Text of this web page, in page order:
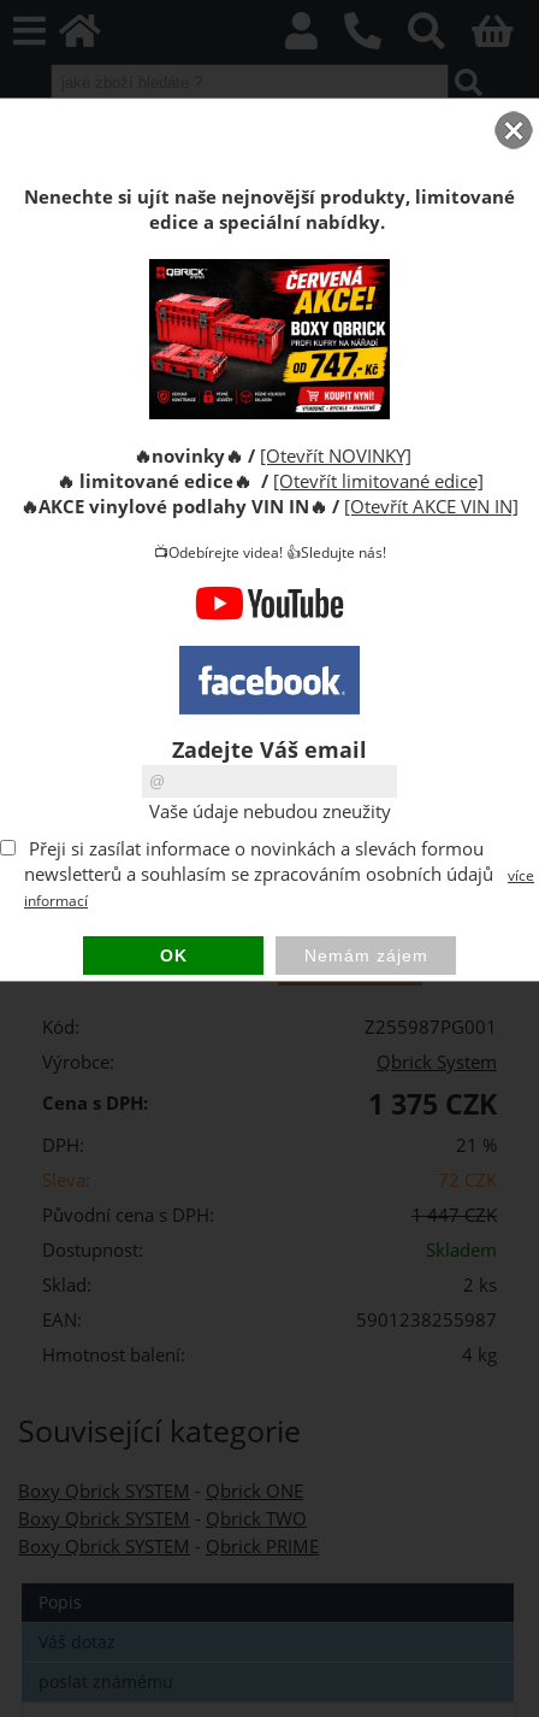
Kufr Qbrick System PRO Toolbox 2.0 + 5x TWO Multi
Kufr na nářadí Qbrick System PRO Toolbox
2.0 + 5x organizér TWO Multi
Kufr na nářadí Qbrick System PRO Toolbox 2.0 je
prostorná, modulární skříňka na nářadí, která ve
standardní výbavě nabízí velmi bohaté vybavení.
Kód:
Z255987PG001
Výrobce:
Qbrick System
Cena s DPH:
1 375 CZK
DPH:
21 %
Sleva:
72 CZK
Původní cena s DPH:
1 447 CZK
Dostupnost:
Skladem
Sklad:
2 ks
EAN:
5901238255987
Hmotnost balení:
4 kg
Související kategorie
Boxy Qbrick SYSTEM - Qbrick ONE
Boxy Qbrick SYSTEM - Qbrick TWO
Boxy Qbrick SYSTEM - Qbrick PRIME
Popis
Váš dotaz
poslat známému
Nenechte si ujít naše nejnovější produkty, limitované
edice a speciální nabídky.
🔥novinky🔥 / [Otevřít NOVINKY]
🔥 limitované edice🔥 / [Otevřít limitované edice]
🔥AKCE vinylové podlahy VIN IN🔥 / [Otevřít AKCE VIN IN]
📺Odebírejte videa! 👍Sledujte nás!
Zadejte Váš email
Vaše údaje nebudou zneužity
Přeji si zasílat informace o novinkách a slevách formou
newsletterů a souhlasím se zpracováním osobních údajů
více
informací